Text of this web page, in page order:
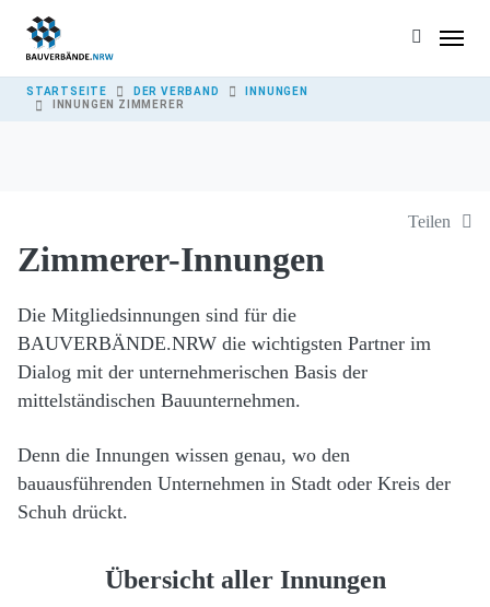
YOU ARE HERE:
STARTSEITE DER VERBAND
INNUNGEN
INNUNGEN ZIMMERER
Teilen
Zimmerer-Innungen
Die Mitgliedsinnungen sind für die
BAUVERBÄNDE.NRW die wichtigsten Partner im
Dialog mit der unternehmerischen Basis der
mittelständischen Bauunternehmen.
Denn die Innungen wissen genau, wo den
bauausführenden Unternehmen in Stadt oder Kreis der
Schuh drückt.
Übersicht aller Innungen